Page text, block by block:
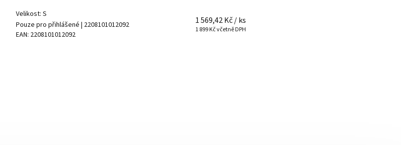
Velikost: S
Pouze pro přihlášené | 2208101012092
EAN: 2208101012092
1 569,42 Kč/ ks
1 899 Kč včetně DPH